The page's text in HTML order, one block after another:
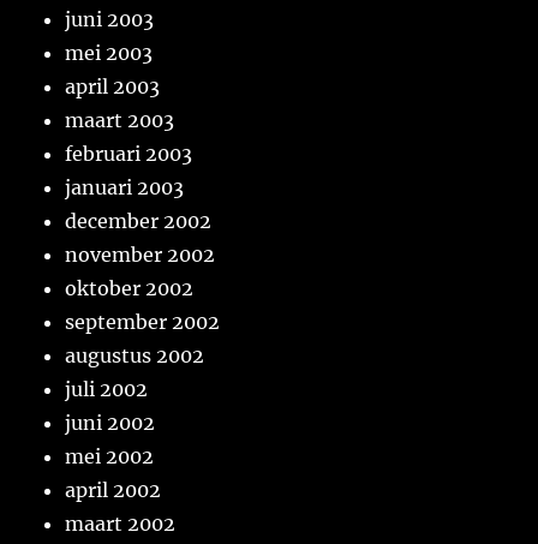
juni 2003
mei 2003
april 2003
maart 2003
februari 2003
januari 2003
december 2002
november 2002
oktober 2002
september 2002
augustus 2002
juli 2002
juni 2002
mei 2002
april 2002
maart 2002